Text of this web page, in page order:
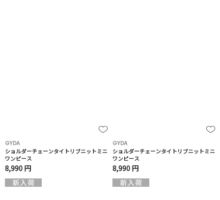
GYDA
ショルダーチェーンタイトリブニットミニ
ワンピース
8,990 円
GYDA
ショルダーチェーンタイトリブニットミニ
ワンピース
8,990 円